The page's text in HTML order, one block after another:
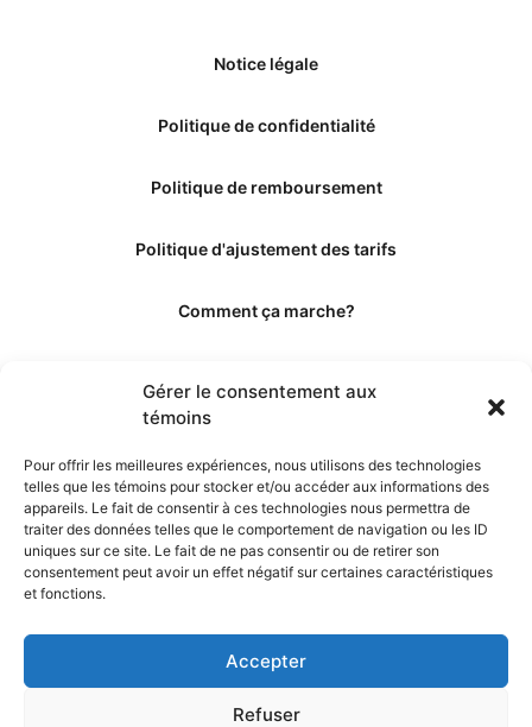
Gérer le consentement aux
témoins
Pour offrir les meilleures expériences, nous utilisons des technologies
telles que les témoins pour stocker et/ou accéder aux informations des
appareils. Le fait de consentir à ces technologies nous permettra de
traiter des données telles que le comportement de navigation ou les ID
uniques sur ce site. Le fait de ne pas consentir ou de retirer son
consentement peut avoir un effet négatif sur certaines caractéristiques
et fonctions.
Accepter
Refuser
Notice légale
Politique de confidentialité
Politique de remboursement
Politique d'ajustement des tarifs
Comment ça marche?
Les éditeurs
Les experts et collaborateurs